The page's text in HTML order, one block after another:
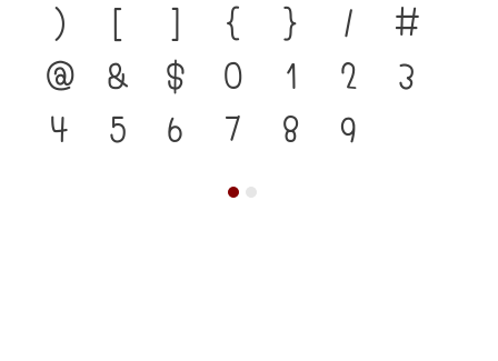
)
[ ] { } /
#
@
& $ 0 1 2
3
4
5 6 7 8 9